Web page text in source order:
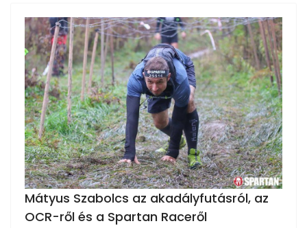
Mátyus Szabolcs az akadályfutásról, az
OCR-ről és a Spartan Raceről